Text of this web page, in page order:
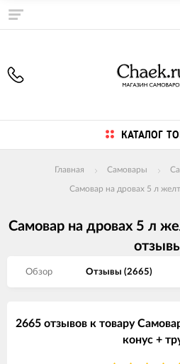
КАТАЛОГ
Главная Самовары
Самовар на дровах 5 л
Самовар на дровах 5 л
Обзор Отзывы (2665)
2665 отзывов к товару
конус +